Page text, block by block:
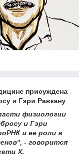
присуждена
и Гэри Равкану
физиологии
и Гэри
и ее роли в
- говорится
X.